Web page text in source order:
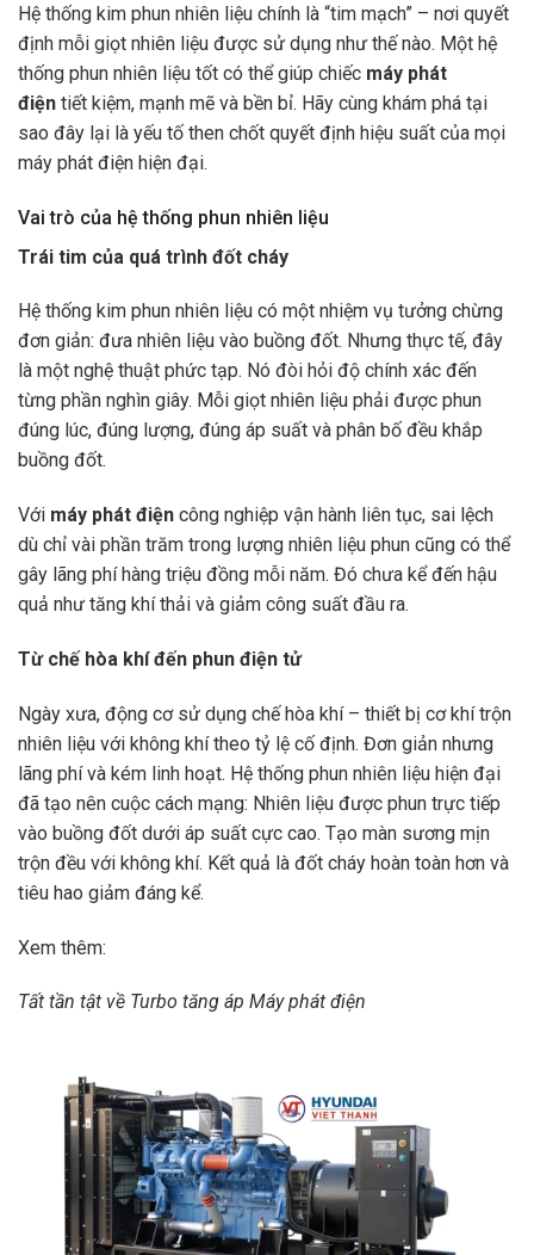
Hệ thống kim phun nhiên liệu chính là “tim mạch” – nơi quyết
định mỗi giọt nhiên liệu được sử dụng như thế nào. Một hệ
thống phun nhiên liệu tốt có thể giúp chiếc máy phát
điện tiết kiệm, mạnh mẽ và bền bỉ. Hãy cùng khám phá tại
sao đây lại là yếu tố then chốt quyết định hiệu suất của mọi
máy phát điện hiện đại.
Vai trò của hệ thống phun nhiên liệu
Trái tim của quá trình đốt cháy
Hệ thống kim phun nhiên liệu có một nhiệm vụ tưởng chừng
đơn giản: đưa nhiên liệu vào buồng đốt. Nhưng thực tế, đây
là một nghệ thuật phức tạp. Nó đòi hỏi độ chính xác đến
từng phần nghìn giây. Mỗi giọt nhiên liệu phải được phun
đúng lúc, đúng lượng, đúng áp suất và phân bố đều khắp
buồng đốt.
Với máy phát điện công nghiệp vận hành liên tục, sai lệch
dù chỉ vài phần trăm trong lượng nhiên liệu phun cũng có thể
gây lãng phí hàng triệu đồng mỗi năm. Đó chưa kể đến hậu
quả như tăng khí thải và giảm công suất đầu ra.
Từ chế hòa khí đến phun điện tử
Ngày xưa, động cơ sử dụng chế hòa khí – thiết bị cơ khí trộn
nhiên liệu với không khí theo tỷ lệ cố định. Đơn giản nhưng
lãng phí và kém linh hoạt. Hệ thống phun nhiên liệu hiện đại
đã tạo nên cuộc cách mạng: Nhiên liệu được phun trực tiếp
vào buồng đốt dưới áp suất cực cao. Tạo màn sương mịn
trộn đều với không khí. Kết quả là đốt cháy hoàn toàn hơn và
tiêu hao giảm đáng kể.
Xem thêm:
Tất tần tật về Turbo tăng áp Máy phát điện